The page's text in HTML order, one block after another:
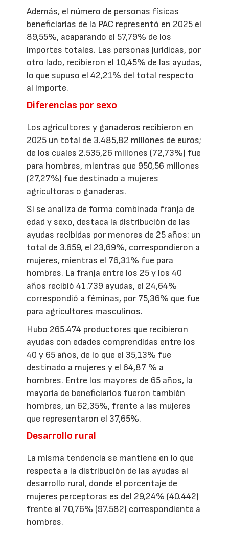
Además, el número de personas físicas
beneficiarias de la PAC representó en 2025 el
89,55%, acaparando el 57,79% de los
importes totales. Las personas jurídicas, por
otro lado, recibieron el 10,45% de las ayudas,
lo que supuso el 42,21% del total respecto
al importe.
Diferencias por sexo
Los agricultores y ganaderos recibieron en
2025 un total de 3.485,82 millones de euros;
de los cuales 2.535,26 millones (72,73%) fue
para hombres, mientras que 950,56 millones
(27,27%) fue destinado a mujeres
agricultoras o ganaderas.
Si se analiza de forma combinada franja de
edad y sexo, destaca la distribución de las
ayudas recibidas por menores de 25 años: un
total de 3.659, el 23,69%, correspondieron a
mujeres, mientras el 76,31% fue para
hombres. La franja entre los 25 y los 40
años recibió 41.739 ayudas, el 24,64%
correspondió a féminas, por 75,36% que fue
para agricultores masculinos.
Hubo 265.474 productores que recibieron
ayudas con edades comprendidas entre los
40 y 65 años, de lo que el 35,13% fue
destinado a mujeres y el 64,87 % a
hombres. Entre los mayores de 65 años, la
mayoría de beneficiarios fueron también
hombres, un 62,35%, frente a las mujeres
que representaron el 37,65%.
Desarrollo rural
La misma tendencia se mantiene en lo que
respecta a la distribución de las ayudas al
desarrollo rural, donde el porcentaje de
mujeres perceptoras es del 29,24% (40.442)
frente al 70,76% (97.582) correspondiente a
hombres.